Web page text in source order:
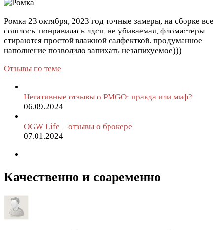
Ромка 23 октября, 2023 год точные замеры, на сборке все
сошлось. понравилась лдсп, не убиваемая, фломастеры
стираются простой влажной салфекткой. продуманное
наполнение позволило запихать незапихуемое)))
Отзывы по теме
Негативные отзывы о PMGO: правда или миф?
06.09.2024
OGW Life – отзывы о брокере
07.01.2024
Качественно и соаременно